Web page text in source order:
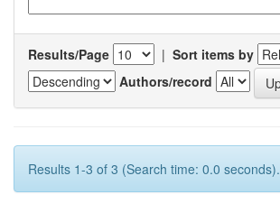
Results/Page | Sort items by
Authors/record
Results 1-3 of 3 (Search time: 0.0 seconds).